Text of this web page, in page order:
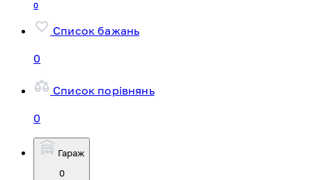
0
Список бажань
0
Список порівнянь
0
Гараж
0